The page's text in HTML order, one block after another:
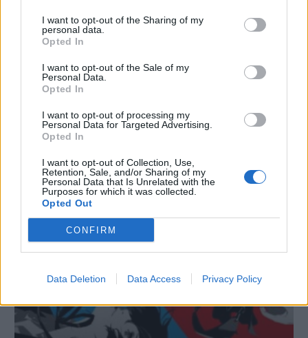
I want to opt-out of the Sharing of my
personal data.
Opted In
I want to opt-out of the Sale of my
Personal Data.
Opted In
I want to opt-out of processing my
Personal Data for Targeted Advertising.
Opted In
I want to opt-out of Collection, Use,
Retention, Sale, and/or Sharing of my
Personal Data that Is Unrelated with the
Purposes for which it was collected.
Opted Out
CONFIRM
Data Deletion Data Access Privacy Policy
Il passato e il futuro di Persona: Wada parla della serie
17/12/2024